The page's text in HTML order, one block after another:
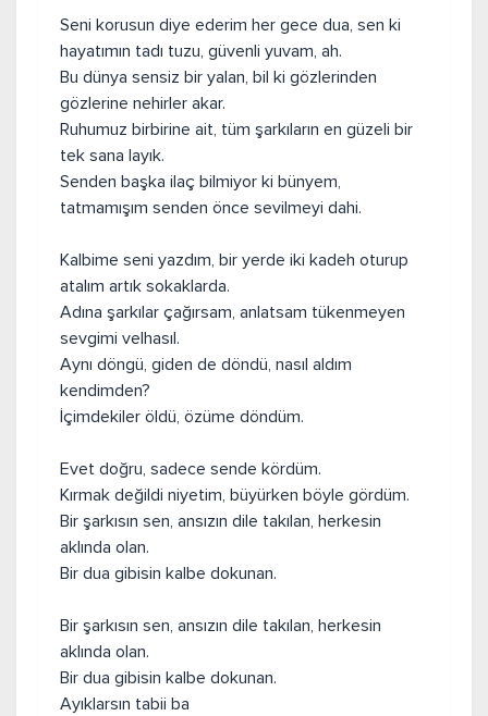
Seni korusun diye ederim her gece dua, sen ki
hayatımın tadı tuzu, güvenli yuvam, ah.
Bu dünya sensiz bir yalan, bil ki gözlerinden
gözlerine nehirler akar.
Ruhumuz birbirine ait, tüm şarkıların en güzeli bir
tek sana layık.
Senden başka ilaç bilmiyor ki bünyem,
tatmamışım senden önce sevilmeyi dahi.
Kalbime seni yazdım, bir yerde iki kadeh oturup
atalım artık sokaklarda.
Adına şarkılar çağırsam, anlatsam tükenmeyen
sevgimi velhasıl.
Aynı döngü, giden de döndü, nasıl aldım
kendimden?
İçimdekiler öldü, özüme döndüm.
Evet doğru, sadece sende kördüm.
Kırmak değildi niyetim, büyürken böyle gördüm.
Bir şarkısın sen, ansızın dile takılan, herkesin
aklında olan.
Bir dua gibisin kalbe dokunan.
Bir şarkısın sen, ansızın dile takılan, herkesin
aklında olan.
Bir dua gibisin kalbe dokunan.
Ayıklarsın tabii ba